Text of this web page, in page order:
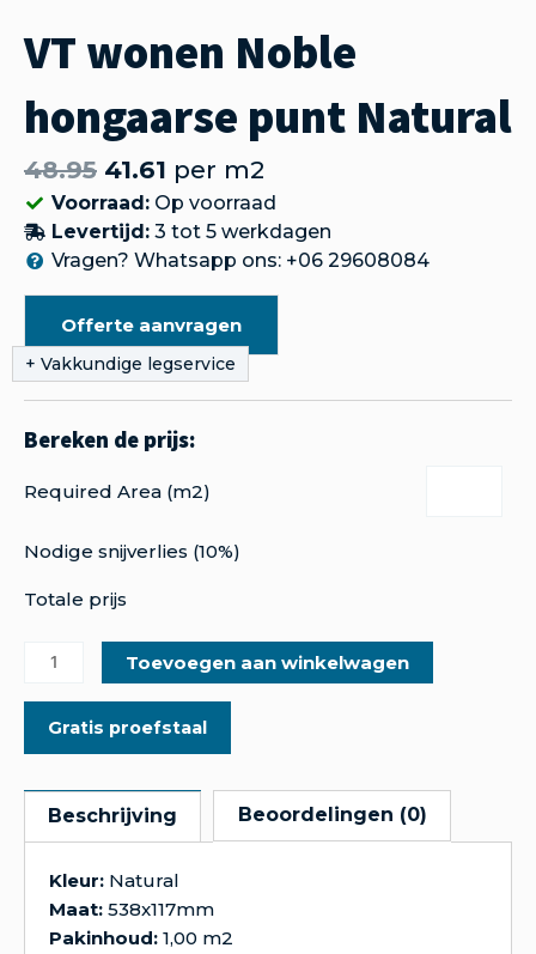
VT wonen Noble
hongaarse punt Natural
48.95 41.61 per m2
Voorraad:Op voorraad
Levertijd:3 tot 5 werkdagen
Vragen? Whatsapp ons: +06 29608084
Offerte aanvragen
Required Area (m2)
Nodige snijverlies (10%)
Totale prijs
Toevoegen aan winkelwagen
Gratis proefstaal
Beschrijving Beoordelingen (0)
Kleur: Natural
Maat: 538x117mm
Pakinhoud: 1,00 m2